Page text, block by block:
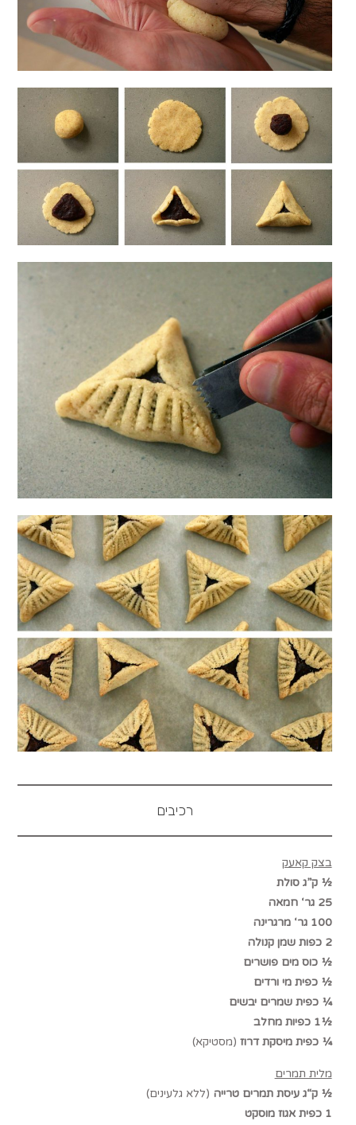
רכיבים
בצק קאעק
½ ק”ג סולת
25 גר‘ חמאה
100 גר‘ מרגרינה
2 כפות שמן קנולה
½ כוס מים פושרים
½ כפית מי ורדים
¼ כפית שמרים יבשים
½1 כפיות מחלב
¼ כפית מיסקת דרוז (מסטיקא)
מלית תמרים
½ ק“ג עיסת תמרים טרייה (ללא גלעינים)
1 כפית אגוז מוסקט